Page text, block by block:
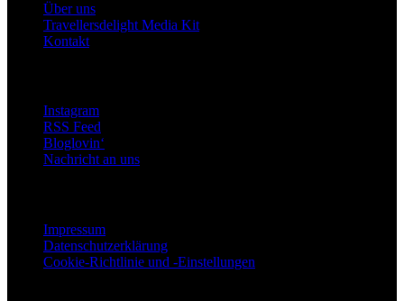
Über uns
Travellersdelight Media Kit
Kontakt
Instagram
RSS Feed
Bloglovin‘
Nachricht an uns
Impressum
Datenschutzerklärung
Cookie-Richtlinie und -Einstellungen